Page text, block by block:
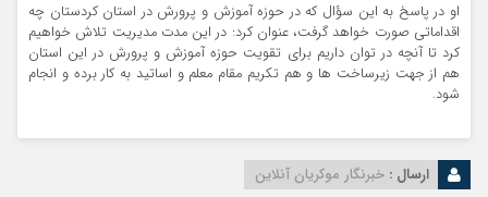
او در پاسخ به این سؤال که در حوزه آموزش و پرورش در استان کردستان چه
اقداماتی صورت خواهد گرفت، عنوان کرد: در این مدت مدیریت تلاش خواهیم
کرد تا آنچه در توان داریم برای تقویت حوزه آموزش و پرورش در این استان
هم از جهت زیرساخت ها و هم تکریم مقام معلم و اساتید به کار برده و انجام
شود.
ارسال : خبرنگار موکریان آنلاین